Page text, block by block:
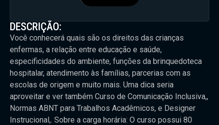
DESCRIÇÃO:
Você conhecerá quais são os direitos das crianças
enfermas, a relação entre educação e saúde,
especificidades do ambiente, funções da brinquedoteca
hospitalar, atendimento às famílias, parcerias com as
escolas de origem e muito mais. Uma dica seria
aproveitar e ver também Curso de Comunicação Inclusiva,,
Normas ABNT para Trabalhos Acadêmicos, e Designer
Instrucional,. Sobre a carga horária: O curso possui 80